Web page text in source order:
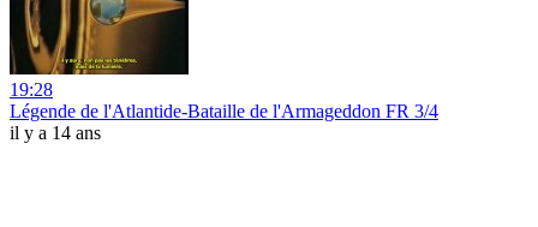
19:28
Légende de l'Atlantide-Bataille de l'Armageddon FR 3/4
il y a 14 ans